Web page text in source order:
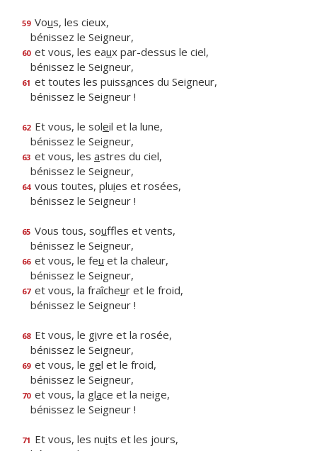
59 Vous, les cieux,
bénissez le Seigneur,
60 et vous, les eaux par-dessus le ciel,
bénissez le Seigneur,
61 et toutes les puissances du Seigneur,
bénissez le Seigneur !
62 Et vous, le soleil et la lune,
bénissez le Seigneur,
63 et vous, les astres du ciel,
bénissez le Seigneur,
64 vous toutes, pluies et rosées,
bénissez le Seigneur !
65 Vous tous, souffles et vents,
bénissez le Seigneur,
66 et vous, le feu et la chaleur,
bénissez le Seigneur,
67 et vous, la fraîcheur et le froid,
bénissez le Seigneur !
68 Et vous, le givre et la rosée,
bénissez le Seigneur,
69 et vous, le gel et le froid,
bénissez le Seigneur,
70 et vous, la glace et la neige,
bénissez le Seigneur !
71 Et vous, les nuits et les jours,